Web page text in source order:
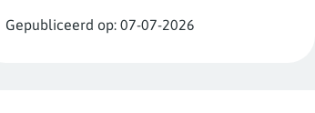
Gepubliceerd op: 07-07-2026